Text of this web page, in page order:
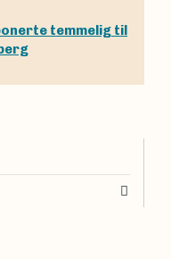
temmelig til